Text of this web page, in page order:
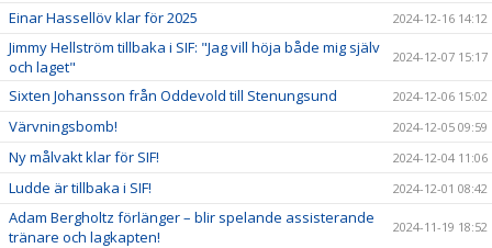
Einar Hassellöv klar för 2025 2024-12-16 14:12
Jimmy Hellström tillbaka i SIF: "Jag vill höja både mig själv
och laget"
2024-12-07 15:17
Sixten Johansson från Oddevold till Stenungsund 2024-12-06 15:02
Värvningsbomb! 2024-12-05 09:59
Ny målvakt klar för SIF! 2024-12-04 11:06
Ludde är tillbaka i SIF! 2024-12-01 08:42
Adam Bergholtz förlänger – blir spelande assisterande
tränare och lagkapten!
2024-11-19 18:52